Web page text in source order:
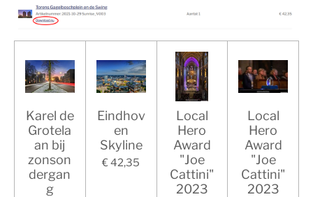
Karel de
Grotela
an bij
zonson
dergan
g
Eindhov
en
Skyline
€ 42,35
Local
Hero
Award
"Joe
Cattini"
2023
Local
Hero
Award
"Joe
Cattini"
2023